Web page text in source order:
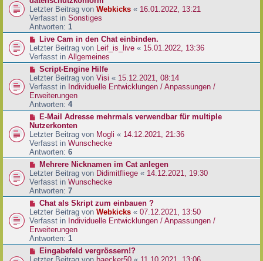
g
B
e
i
t
a
g
u
e
r
B
e
i
t
a
g
Letzter Beitrag von Webkicks « 16.01.2022, 13:21
Verfasst in Sonstiges
Antworten: 1
N
e
u
e
r
B
e
i
t
a
g
Live Cam in den Chat einbinden.
Letzter Beitrag von Leif_is_live « 15.01.2022, 13:36
Verfasst in Allgemeines
N
e
u
e
r
B
e
i
t
r
a
g
Script-Engine Hilfe
Letzter Beitrag von Visi « 15.12.2021, 08:14
Verfasst in Individuelle Entwicklungen / Anpassungen /
Erweiterungen
Antworten: 4
N
e
u
e
r
B
e
i
t
r
a
g
E-Mail Adresse mehrmals verwendbar für multiple
Nutzerkonten
Letzter Beitrag von Mogli « 14.12.2021, 21:36
Verfasst in Wunschecke
Antworten: 6
N
e
u
e
r
B
e
i
t
r
a
Mehrere Nicknamen im Cat anlegen
Letzter Beitrag von Didimitfliege « 14.12.2021, 19:30
Verfasst in Wunschecke
Antworten: 7
N
e
u
e
r
B
e
Chat als Skript zum einbauen ?
Letzter Beitrag von Webkicks « 07.12.2021, 13:50
Verfasst in Individuelle Entwicklungen / Anpassungen /
Erweiterungen
Antworten: 1
N
e
Eingabefeld vergrössern!?